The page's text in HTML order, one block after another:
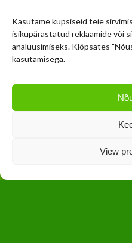
Kasutame küpsiseid teie
isikupärastatud reklaamide või
analüüsimiseks. Klõpsates
kasutamisega.
View